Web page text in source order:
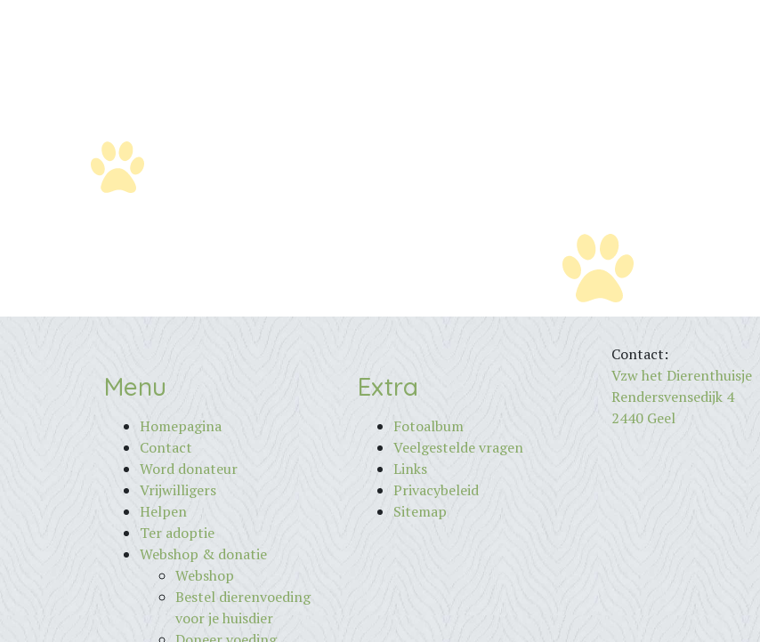
Menu
Homepagina
Contact
Word donateur
Vrijwilligers
Helpen
Ter adoptie
Webshop & donatie
Webshop
Bestel dierenvoeding
voor je huisdier
Extra
Fotoalbum
Veelgestelde vragen
Links
Privacybeleid
Sitemap
Contact:
Vzw het Dierenthuisje
Rendersvensedijk 4
2440 Geel